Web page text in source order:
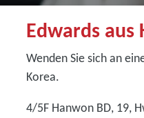
Edwards aus
Wenden Sie sich an
Korea.
4/5F Hanwon BD, 19,